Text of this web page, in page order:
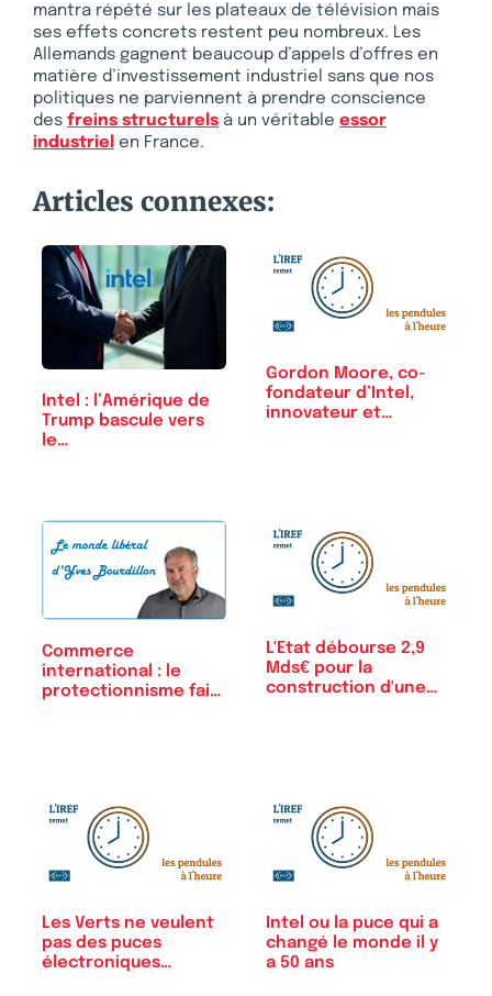
mantra répété sur les plateaux de télévision mais
ses effets concrets restent peu nombreux. Les
Allemands gagnent beaucoup d’appels d’offres en
matière d’investissement industriel sans que nos
politiques ne parviennent à prendre conscience
des freins structurels à un véritable essor
industriel en France.
Articles connexes:
Intel : l’Amérique de
Trump bascule vers
le…
Gordon Moore, co-
fondateur d’Intel,
innovateur et…
Commerce
international : le
protectionnisme fait
L'Etat débourse 2,9
Mds€ pour la
construction d'une…
Les Verts ne veulent
pas des puces
électroniques…
Intel ou la puce qui a
changé le monde il y
a 50 ans